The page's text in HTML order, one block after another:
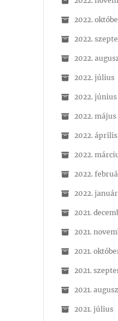
2022.
2022.
2022.
2022. július
2022. június
2022. május
2022. április
2022.
2022.
2022. január
2021.
2021.
2021.
2021.
2021.
2021. július